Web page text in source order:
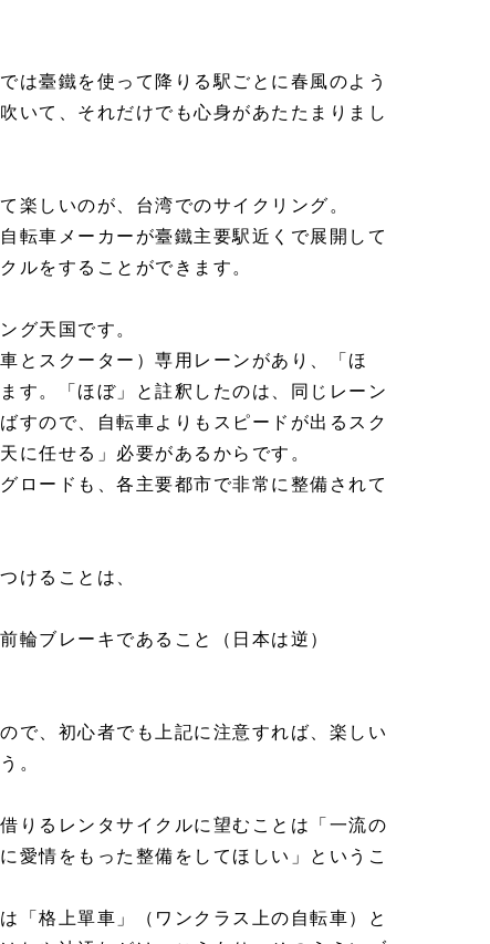
は臺鐵を使って降りる駅ごとに春風のよう
いて、それだけでも心身があたたまりまし
楽しいのが、台湾でのサイクリング。
転車メーカーが臺鐵主要駅近くで展開して
ルをすることができます。
グ天国です。
とスクーター）専用レーンがあり、「ほ
す。「ほぼ」と註釈したのは、同じレーン
すので、自転車よりもスピードが出るスク
に任せる」必要があるからです。
ロードも、各主要都市で非常に整備されて
けることは、
輪ブレーキであること（日本は逆）
で、初心者でも上記に注意すれば、楽しい
。
りるレンタサイクルに望むことは「一流の
愛情をもった整備をしてほしい」というこ
「格上單車」（ワンクラス上の自転車）と